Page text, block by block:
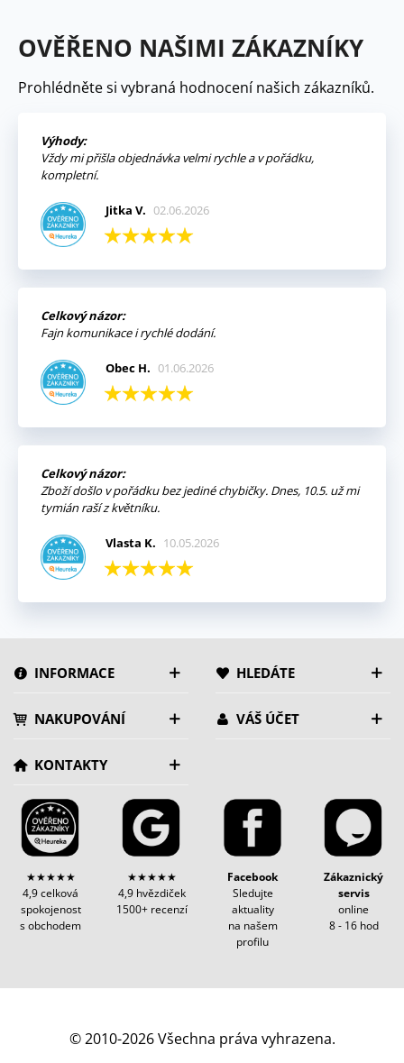
OVĚŘENO NAŠIMI ZÁKAZNÍKY
Prohlédněte si vybraná hodnocení našich zákazníků.
Výhody:
Vždy mi přišla objednávka velmi rychle a v pořádku,
kompletní.
Jitka V. 02.06.2026
Celkový názor:
Fajn komunikace i rychlé dodání.
Obec H. 01.06.2026
Celkový názor:
Zboží došlo v pořádku bez jediné chybičky. Dnes, 10.5. už mi
tymián raší z květníku.
Vlasta K. 10.05.2026
INFORMACE HLEDÁTE
NAKUPOVÁNÍ VÁŠ ÚČET
KONTAKTY
★★★★★
4,9 celková
spokojenost
s obchodem
★★★★★
4,9 hvězdiček
1500+ recenzí
Facebook
Sledujte
aktuality
na našem
profilu
Zákaznický
servis
online
8 - 16 hod
© 2010-2026 Všechna práva vyhrazena.